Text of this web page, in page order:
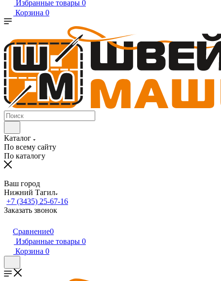
Избранные товары 0
Корзина 0
Каталог
По всему сайту
По каталогу
Ваш город
Нижний Тагил
+7 (3435) 25-67-16
Заказать звонок
Сравнение0
Избранные товары 0
Корзина 0